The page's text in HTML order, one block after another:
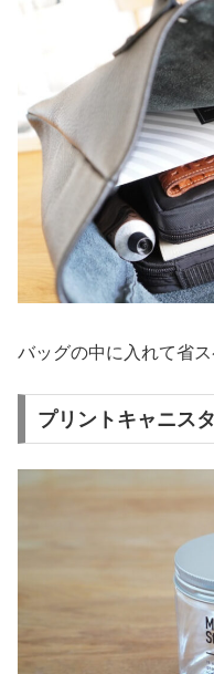
バッグの中に入れて省
プリントキャニス